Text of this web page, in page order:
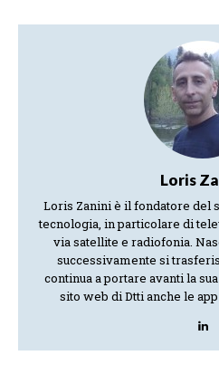
Loris
Loris Zanini è il fondatore del
tecnologia, in particolare di
via satellite e radiofonia.
successivamente si
continua a portare avanti la
sito web di Dtti anche le